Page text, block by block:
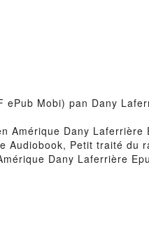
Mobi) pan Dany
Amérique Dany
Petit traité du
Dany Laferrière